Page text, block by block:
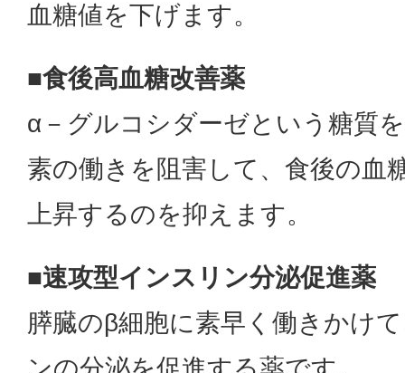
血糖値を下げます。
■食後高血糖改善薬
α－グルコシダーゼという糖質
素の働きを阻害して、食後の血
上昇するのを抑えます。
■速攻型インスリン分泌促進薬
膵臓のβ細胞に素早く働きかけ